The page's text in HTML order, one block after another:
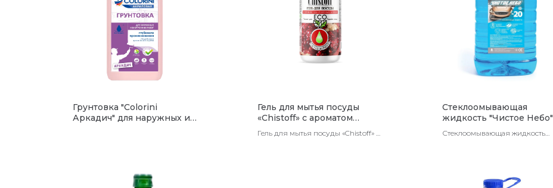
Грунтовка "Colorini
Аркадич" для наружных и
Гель для мытья посуды
«Chistoff» с ароматом
граната
Гель для мытья посуды «Chistoff» с
Стеклоомывающая
жидкость "Чистое Небо"
(-20) 4л. (ПЭТ)
Стеклоомывающая жидкость